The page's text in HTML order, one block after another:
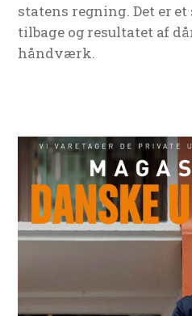
statens regning. Det er
tilbage og resultatet af
håndværk.